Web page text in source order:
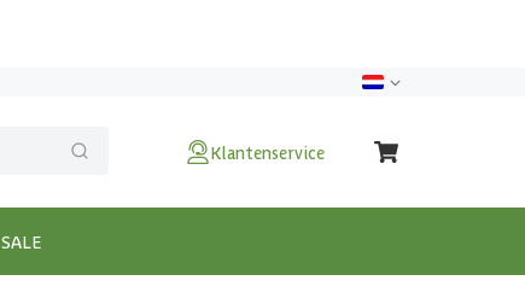
Klantenservice
SALE